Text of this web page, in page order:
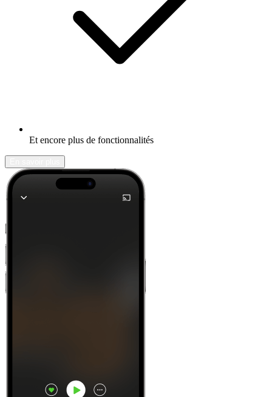
Et encore plus de fonctionnalités